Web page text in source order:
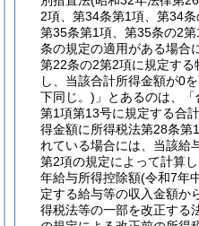
2項、第34条第1項、第34
第35条第1項、第35条の2
条の規定の適用がある場合
第22条の2第2項に規定する
し、当該合計所得金額が0
下同じ。) 」とあるのは、
第1項第13号に規定する合
得金額に所得税法第28条第
れている場合には、当該給
第2項の規定によって計算
年給与所得控除額(令和7年
定する給与等の収入金額か
得税法等の一部を改正する